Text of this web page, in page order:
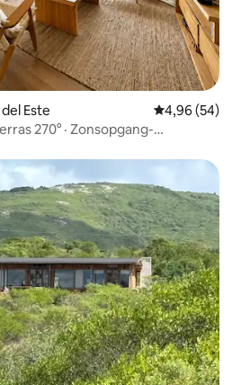
Este Gemiddelde
4,96 (54)
270° · Zonsopgang-